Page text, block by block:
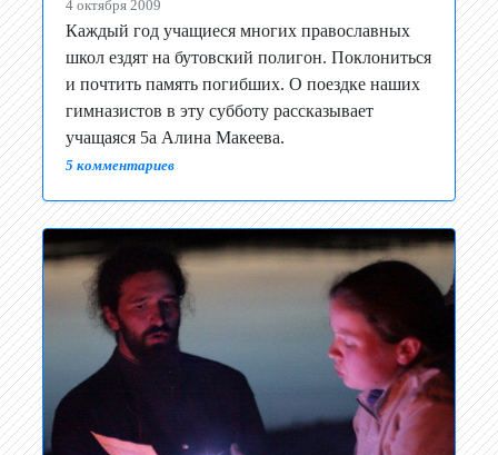
4 октября 2009
Каждый год учащиеся многих православных
школ ездят на бутовский полигон. Поклониться
и почтить память погибших. О поездке наших
гимназистов в эту субботу рассказывает
учащаяся 5а Алина Макеева.
5 комментариев